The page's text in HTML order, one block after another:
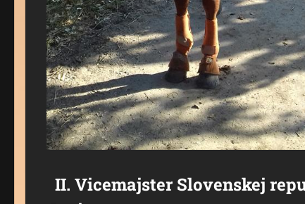
II. Vicemajster Slovenskej